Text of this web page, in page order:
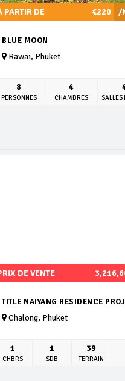
/
PARTIR DE €220
BLUE MOON
Rawai, Phuket
8
PERSONNES
4
CHAMBRES SALLES
DE VENTE
TITLE NAIYANG RESIDENCE
Chalong, Phuket
1
CHBRS
1
SDB
39
TERRAIN